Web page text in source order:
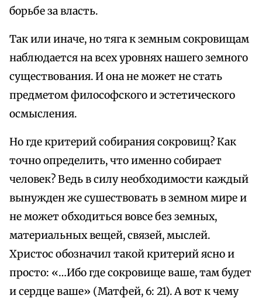
борьбе за власть.
Так или иначе, но тяга к земным сокровищам
наблюдается на всех уровнях нашего земного
существования. И она не может не стать
предметом философского и эстетического
осмысления.
Но где критерий собирания сокровищ? Как
точно определить, что именно собирает
человек? Ведь в силу необходимости каждый
вынужден же сушествовать в земном мире и
не может обходиться вовсе без земных,
материальных вещей, связей, мыслей.
Христос обозначил такой критерий ясно и
просто: «…Ибо где сокровище ваше, там будет
и сердце ваше» (Матфей, 6: 21). А вот к чему